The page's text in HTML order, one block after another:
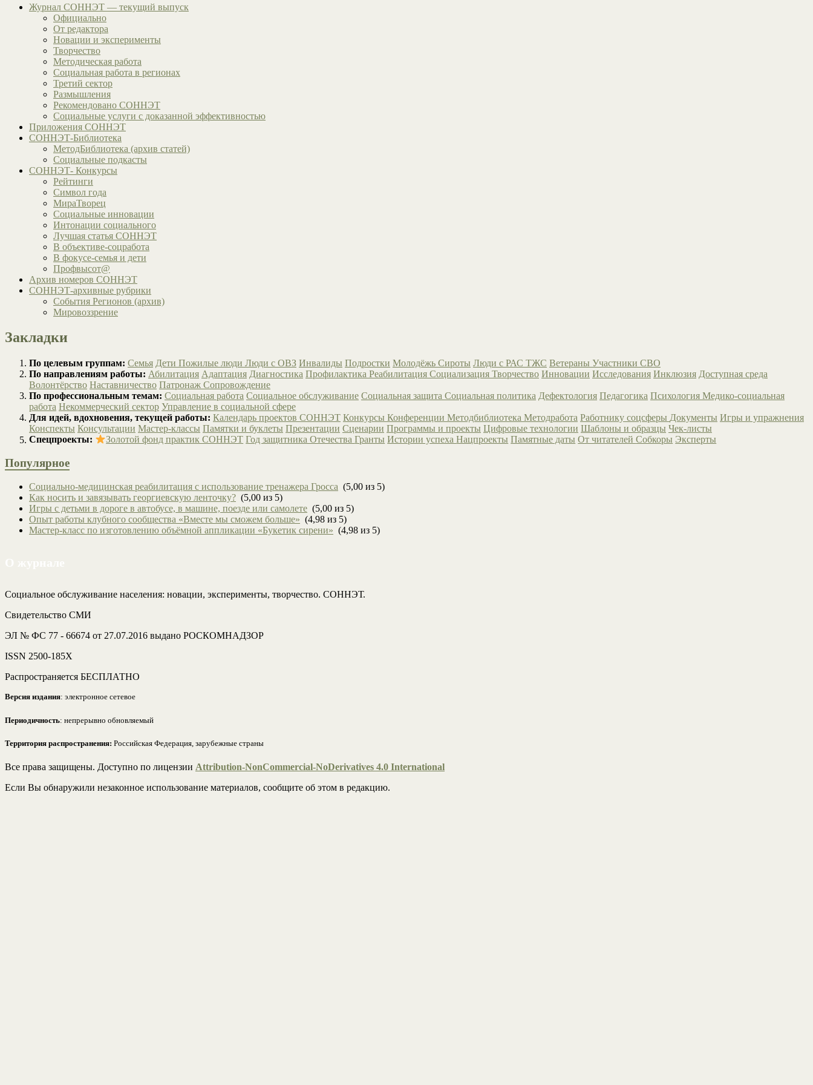
Журнал СОННЭТ — текущий выпуск
Официально
От редактора
Новации и эксперименты
Творчество
Методическая работа
Социальная работа в регионах
Третий сектор
Размышления
Рекомендовано СОННЭТ
Социальные услуги с доказанной эффективностью
Приложения СОННЭТ
СОННЭТ-Библиотека
МетодБиблиотека (архив статей)
Социальные подкасты
СОННЭТ- Конкурсы
Рейтинги
Символ года
МираТворец
Социальные инновации
Интонации социального
Лучшая статья СОННЭТ
В объективе-соцработа
В фокусе-семья и дети
Профвысот@
Архив номеров СОННЭТ
СОННЭТ-архивные рубрики
События Регионов (архив)
Мировоззрение
Закладки
По целевым группам: Семья Дети Пожилые люди Люди с ОВЗ Инвалиды Подростки Молодёжь Сироты Люди с РАС ТЖС Ветераны Участники СВО
По направлениям работы: Абилитация Адаптация Диагностика Профилактика Реабилитация Социализация Творчество Инновации Исследования Инклюзия Доступная среда
Волонтёрство Наставничество Патронаж Сопровождение
По профессиональным темам: Социальная работа Социальное обслуживание Социальная защита Социальная политика Дефектология Педагогика Психология Медико-социальная
работа Некоммерческий сектор Управление в социальной сфере
Для идей, вдохновения, текущей работы: Календарь проектов СОННЭТ Конкурсы Конференции Методбиблиотека Методработа Работнику соцсферы Документы Игры и упражнения
Конспекты Консультации Мастер-классы Памятки и буклеты Презентации Сценарии Программы и проекты Цифровые технологии Шаблоны и образцы Чек-листы
Спецпроекты:
Золотой фонд практик СОННЭТ Год защитника ОтечестваГранты Истории успехаНацпроекты Памятные даты От читателейСобкоры Эксперты
Популярное
Социально-медицинская реабилитация с использование тренажера Гросса (5,00 из 5)
Как носить и завязывать георгиевскую ленточку? (5,00 из 5)
Игры с детьми в дороге в автобусе, в машине, поезде или самолете (5,00 из 5)
Опыт работы клубного сообщества «Вместе мы сможем больше» (4,98 из 5)
Мастер-класс по изготовлению объёмной аппликации «Букетик сирени» (4,98 из 5)
Социальное обслуживание населения: новации, эксперименты, творчество. СОННЭТ.
Свидетельство СМИ
ЭЛ № ФС 77 - 66674 от 27.07.2016 выдано РОСКОМНАДЗОР
ISSN 2500-185Х
Распространяется БЕСПЛАТНО
Версия издания: электронное сетевое
Периодичность: непрерывно обновляемый
Территория распространения: Российская Федерация, зарубежные страны
Все права защищены. Доступно по лицензии Attribution-NonCommercial-NoDerivatives 4.0 International
Если Вы обнаружили незаконное использование материалов, сообщите об этом в редакцию.